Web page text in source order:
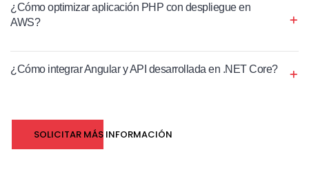
¿Cómo optimizar aplicación PHP con despliegue en
AWS?
¿Cómo integrar Angular y API desarrollada en .NET Core?
SOLICITAR MÁS INFORMACIÓN